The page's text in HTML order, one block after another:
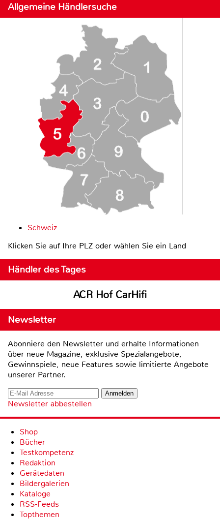
Allgemeine Händlersuche
Schweiz
Klicken Sie auf Ihre PLZ oder wählen Sie ein Land
Händler des Tages
ACR Hof CarHifi
Newsletter
Abonniere den Newsletter und erhalte Informationen
über neue Magazine, exklusive Spezialangebote,
Gewinnspiele, neue Features sowie limitierte Angebote
unserer Partner.
Newsletter abbestellen
Shop
Bücher
Testkompetenz
Redaktion
Gerätedaten
Bildergalerien
Kataloge
RSS-Feeds
Topthemen